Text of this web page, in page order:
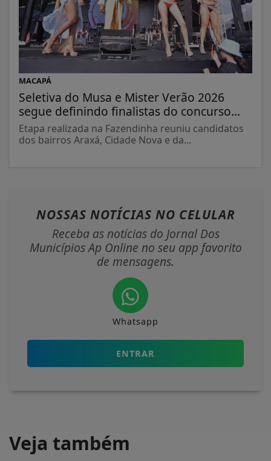
MACAPÁ
Seletiva do Musa e Mister Verão 2026
segue definindo finalistas do concurso...
Etapa realizada na Fazendinha reuniu candidatos
dos bairros Araxá, Cidade Nova e da...
NOSSAS NOTÍCIAS NO CELULAR
Receba as notícias do Jornal Dos
Municípios Ap Online no seu app favorito
de mensagens.
Whatsapp
ENTRAR
Veja também